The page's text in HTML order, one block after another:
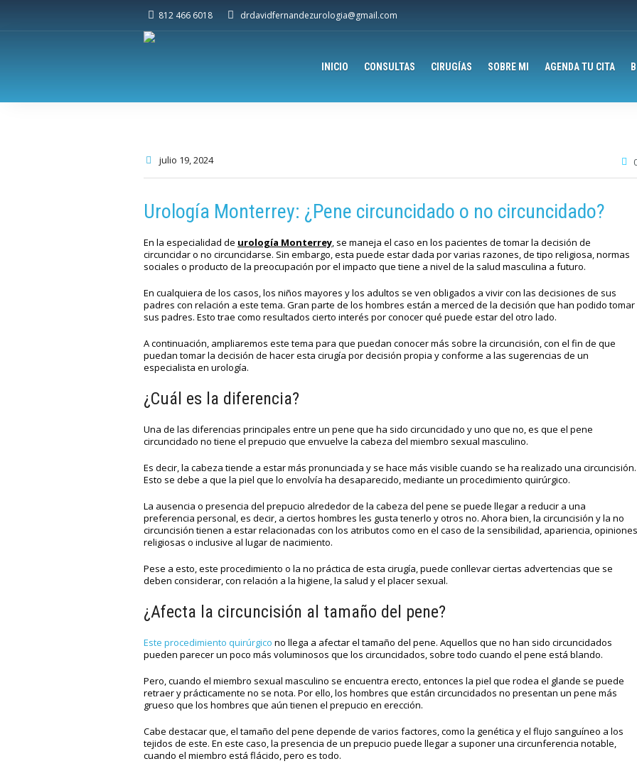
812 466 6018 drdavidfernandezurologia@gmail.com
INICIO CONSULTAS CIRUGÍAS SOBRE MI AGENDA TU CITA
julio 19, 2024
Urología Monterrey: ¿Pene circuncidado o no circuncidado?
En la especialidad de urología Monterrey, se maneja el caso en los pacientes de tomar la decisión de
circuncidar o no circuncidarse. Sin embargo, esta puede estar dada por varias razones, de tipo religiosa, normas
sociales o producto de la preocupación por el impacto que tiene a nivel de la salud masculina a futuro.
En cualquiera de los casos, los niños mayores y los adultos se ven obligados a vivir con las decisiones de sus
padres con relación a este tema. Gran parte de los hombres están a merced de la decisión que han podido tomar
sus padres. Esto trae como resultados cierto interés por conocer qué puede estar del otro lado.
A continuación, ampliaremos este tema para que puedan conocer más sobre la circuncisión, con el fin de que
puedan tomar la decisión de hacer esta cirugía por decisión propia y conforme a las sugerencias de un
especialista en urología.
¿Cuál es la diferencia?
Una de las diferencias principales entre un pene que ha sido circuncidado y uno que no, es que el pene
circuncidado no tiene el prepucio que envuelve la cabeza del miembro sexual masculino.
Es decir, la cabeza tiende a estar más pronunciada y se hace más visible cuando se ha realizado una circuncisión.
Esto se debe a que la piel que lo envolvía ha desaparecido, mediante un procedimiento quirúrgico.
La ausencia o presencia del prepucio alrededor de la cabeza del pene se puede llegar a reducir a una
preferencia personal, es decir, a ciertos hombres les gusta tenerlo y otros no. Ahora bien, la circuncisión y la no
circuncisión tienen a estar relacionadas con los atributos como en el caso de la sensibilidad, apariencia, opiniones
religiosas o inclusive al lugar de nacimiento.
Pese a esto, este procedimiento o la no práctica de esta cirugía, puede conllevar ciertas advertencias que se
deben considerar, con relación a la higiene, la salud y el placer sexual.
¿Afecta la circuncisión al tamaño del pene?
Este procedimiento quirúrgico no llega a afectar el tamaño del pene. Aquellos que no han sido circuncidados
pueden parecer un poco más voluminosos que los circuncidados, sobre todo cuando el pene está blando.
Pero, cuando el miembro sexual masculino se encuentra erecto, entonces la piel que rodea el glande se puede
retraer y prácticamente no se nota. Por ello, los hombres que están circuncidados no presentan un pene más
grueso que los hombres que aún tienen el prepucio en erección.
Cabe destacar que, el tamaño del pene depende de varios factores, como la genética y el flujo sanguíneo a los
tejidos de este. En este caso, la presencia de un prepucio puede llegar a suponer una circunferencia notable,
cuando el miembro está flácido, pero es todo.